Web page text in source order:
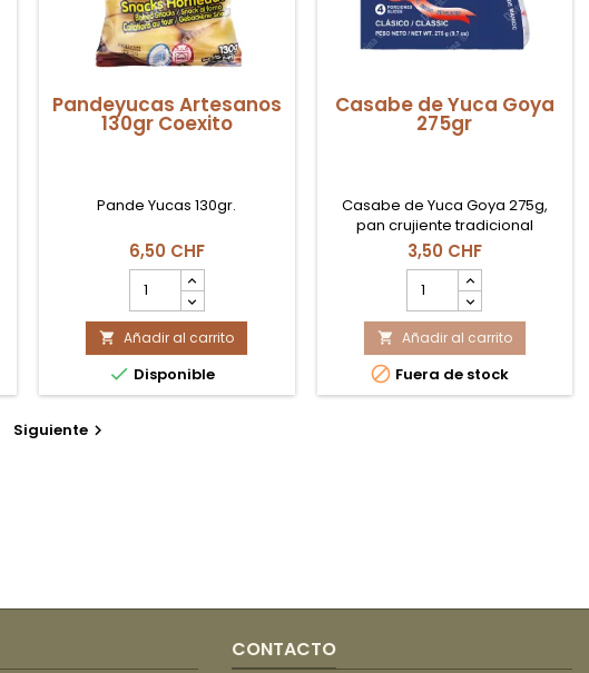
Pandeyucas Artesanos
130gr Coexito
Pande Yucas 130gr.
6,50 CHF
cantidad
del
producto
Pandeyucas
Artesanos
130gr
Coexito
 Añadir al carrito
 Disponible
Casabe de Yuca Goya
275gr
Casabe de Yuca Goya 275g,
pan crujiente tradicional
elaborado a base de yuca,
ideal como acompañamiento
en Suiza.
3,50 CHF
cantidad
del
producto
Casabe
de
Yuca
Goya
 Añadir al carrito
 Fuera de stock
Siguiente 
CONTACTO